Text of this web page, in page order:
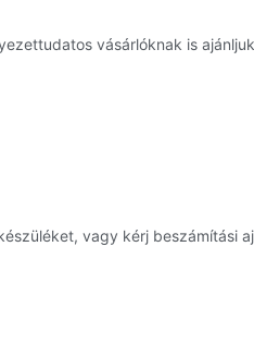
vásárlóknak is
vagy kérj